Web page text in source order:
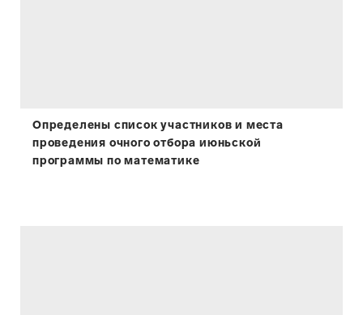
Определены список участников и места
проведения очного отбора июньской
программы по математике